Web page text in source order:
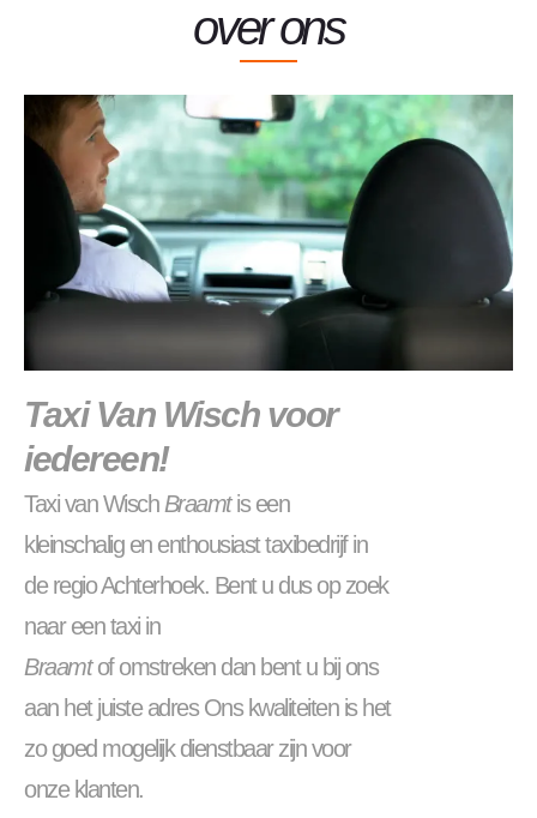
over ons
Taxi Van Wisch voor
iedereen!
Taxi van Wisch Braamtis een
kleinschalig en enthousiast taxibedrijf in
de regio Achterhoek. Bent u dus op zoek
naar een taxi in
Braamtof omstreken dan bent u bij ons
aan het juiste adres Ons kwaliteiten is het
zo goed mogelijk dienstbaar zijn voor
onze klanten.